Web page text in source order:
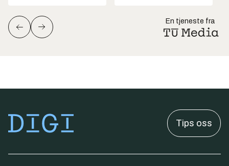
En tjeneste fra
Tips oss